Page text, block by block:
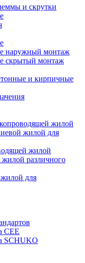
и скрутки
наружный монтаж
скрытый монтаж
и кирпичные
жилой
жилой для
жилой
различного
для
CEE
SCHUKO